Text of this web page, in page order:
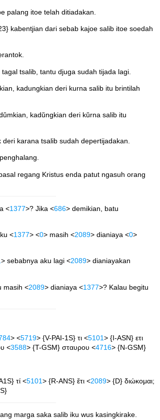
palang itoe telah ditiadakan.
kabentjian dari sebab kajoe salib itoe soedah
tsalib, tantu djuga sudah tijada lagi.
kadungkian deri kurna salib itu brintilah
kadŭngkian deri kŭrna salib itu
karana tsalib sudah depertijadakan.
regang Kristus enda patut ngasuh orang
<1377>? Jika <686> demikian, batu
<1377> <0> masih <2089> dianiaya <0>
> sebabnya aku lagi <2089> dianiayakan
masih <2089> dianiaya <1377>? Kalau begitu
> <5719> {V-PAI-1S} τι <5101> {I-ASN} ετι
<3588> {T-GSM} σταυρου <4716> {N-GSM}
τί <5101> {R-ANS} ἔτι <2089> {D} διώκομαι;
marga saka salib iku wus kasingkirake.